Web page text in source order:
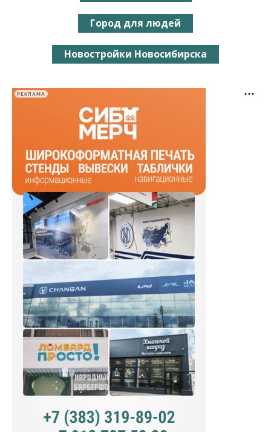
Город для людей
Новостройки Новосибирска
РЕКЛАМА